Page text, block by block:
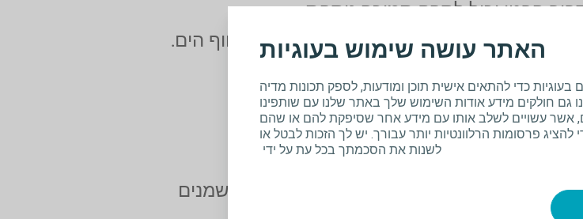
האתר עושה שימוש בעוגיות
כדי להתאים אישית תוכן ומודעות, לספק תכונות מדיה
גם חולקים מידע אודות השימוש שלך באתר שלנו עם שותפינו
אשר עשויים לשלב אותו עם מידע אחר שסיפקת להם או שהם
פרסומות הרלוונטיות יותר עבורך. יש לך הזכות לבטל או
לשנות את הסכמתך בכל עת על ידי
הבטן יכול לספק תמיכה נוספת.
הגוף (פריאו) יכול להיות מצוין להתכסות על חוף הים.
מכנסי שחייה מלייקרה או מחומר נמתח,
תעזור להחזיק את שקית הסטומה במקומה.
לאחר שהדבקתם את הבסיס, כיוון שקרמים ושמנים
להידבק לעור כראוי.